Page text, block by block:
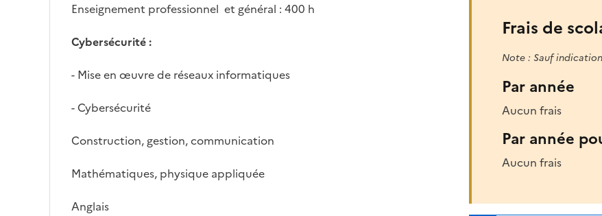
Enseignement professionnel et général : 400 h
Cybersécurité :
- Mise en œuvre de réseaux informatiques
- Cybersécurité
Construction, gestion, communication
Mathématiques, physique appliquée
Anglais
Frais de
Note : Sauf
Par année
Aucun frais
Par année
Aucun frais